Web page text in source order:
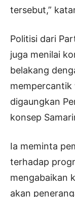
tersebut,”
Politisi dari
juga menilai
belakang
mempercantik
digaungkan
konsep
Ia meminta
terhadap
mengabaikan
akan